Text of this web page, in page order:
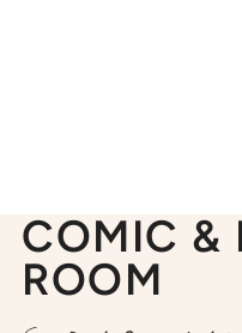
COMIC &
ROOM